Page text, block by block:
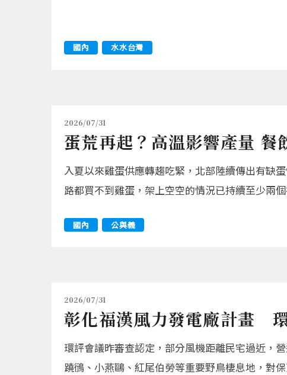
國內 水水台灣
2026/07/31
蛋荒再起？高溫影響產量 餐
入夏以來雞蛋供應轉趨吃緊，北部陸續傳出有缺
路都買不到雞蛋，架上空空的情況已持續至少兩
國內 公與義
2026/07/31
彰化福漢風力發電廠計畫
環評會議昨審查認定，部分風機距離民宅過近，
蹺鴴、小燕鷗、紅尾伯勞等重要野鳥棲息地，對